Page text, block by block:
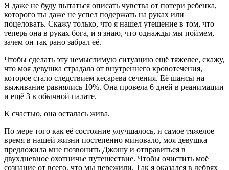
Я даже не буду пытаться описать чувства от потери ребенка,
которого ты даже не успел подержать на руках или
поцеловать. Скажу только, что я нашел утешение в том, что
теперь она в руках бога, и я знаю, что однажды мы поймем,
зачем он так рано забрал её.
Чтобы сделать эту немыслимую ситуацию ещё тяжелее, скажу,
что моя девушка страдала от внутреннего кровотечения,
которое стало следствием кесарева сечения. Её шансы на
выживание равнялись 10%. Она провела 6 дней в реанимации
и ещё 3 в обычной палате.
К счастью, она осталась жива.
По мере того как её состояние улучшалось, и самое тяжелое
время в нашей жизни постепенно миновало, моя девушка
предложила мне позвонить Джошу и отправиться в
двухдневное охотничье путешествие. Чтобы очистить моё
сознание от всего, что мы пережили. Так я оказался в дебрях